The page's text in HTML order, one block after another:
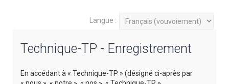
Langue :
Technique-TP - Enregistrement
En accédant à « Technique-TP » (désigné ci-après par